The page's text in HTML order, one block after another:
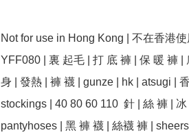
Not for use in Hong Kong | 不在香港使
YFF080 | 裏 起毛 | 打 底 褲 | 保 暖 褲 |
身 | 發熱 | 褲 襪 | gunze | hk | atsugi |
stockings | 40 80 60 110  針 | 絲 褲 | 冰
pantyhoses | 黑 褲 襪 | 絲襪 褲 |